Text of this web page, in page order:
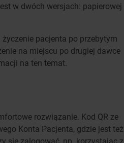
w dwóch wersjach: papierowej
pacjenta po przebytym
na miejscu po drugiej dawce
na ten temat.
rozwiązanie. Kod QR ze
Konta Pacjenta, gdzie jest też
się zalogować, np. korzystając